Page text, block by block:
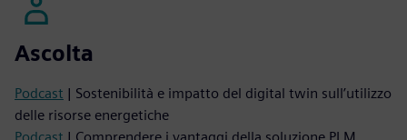
Ascolta
Podcast | Sostenibilità e impatto del digital twin sull’utilizzo
delle risorse energetiche
Podcast | Comprendere i vantaggi della soluzione PLM